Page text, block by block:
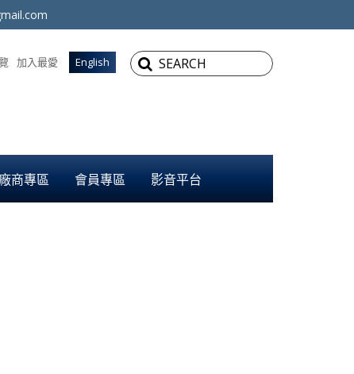
加入最愛 English
廠商專區 會員專區 影音平台